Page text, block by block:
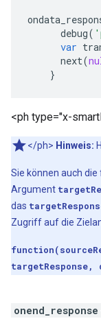
debug(
var
next(
}
<ph type="x-
</ph> Hinweis:
Sie können auch
Argument
das
Zugriff auf die
onend_response